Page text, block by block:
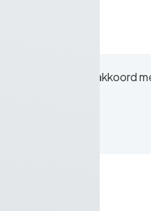
gebruikt, gaat u akkoord